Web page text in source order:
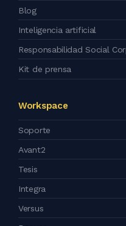
Blog
Inteligencia artificial
Responsabilidad Social
Kit de prensa
Workspace
Soporte
Avant2
Tesis
Integra
Versus